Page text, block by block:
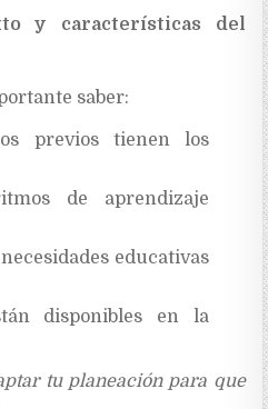
y características del
saber:
previos tienen los
de aprendizaje
educativas
disponibles en la
tu planeación para que